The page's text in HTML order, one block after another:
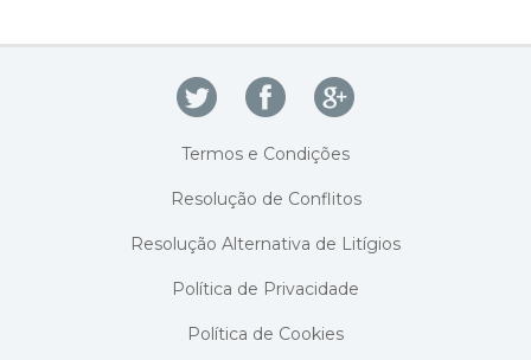
Termos e Condições
Resolução de Conflitos
Resolução Alternativa de Litígios
Política de Privacidade
Política de Cookies